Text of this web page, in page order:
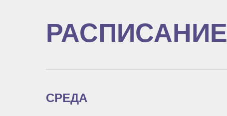
РАСПИСАНИЕ
СРЕДА